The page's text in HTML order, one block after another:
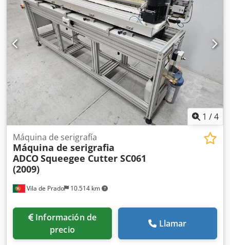
1 /4
Vila de Prado 10.514 km
Máquina de serigrafía
Máquina de serigrafia
ADCOSqueegee Cutter SC061
(2009)
Información de
precio
Llamar